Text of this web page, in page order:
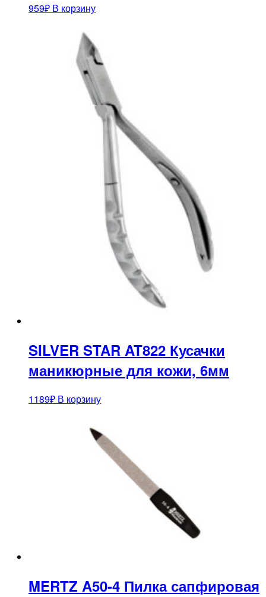
959₽ В корзину
SILVER STAR AT822 Кусачки
маникюрные для кожи, 6мм
1189₽ В корзину
MERTZ A50-4 Пилка сапфировая